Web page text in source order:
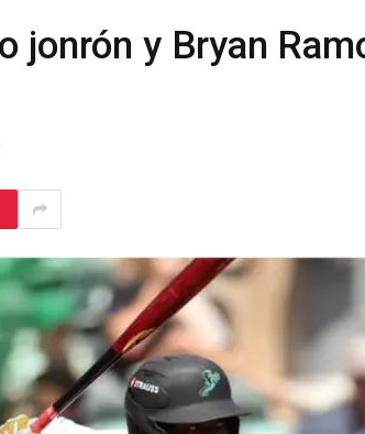
jonrón y Bryan